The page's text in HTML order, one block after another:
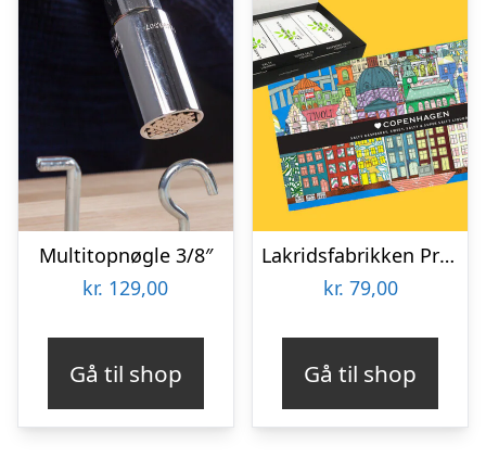
Multitopnøgle 3/8″
kr. 129,00
Gå til shop
Lakridsfabrikken Premiumlakrids – Copenhagen
kr. 79,00
Gå til shop